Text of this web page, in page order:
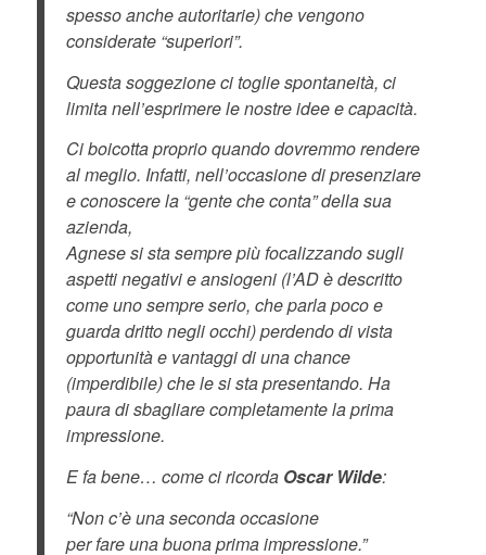
spesso anche autoritarie) che vengono
considerate “superiori”.
Questa soggezione ci toglie spontaneità, ci
limita nell’esprimere le nostre idee e capacità.
Ci boicotta proprio quando dovremmo rendere
al meglio. Infatti, nell’occasione di presenziare
e conoscere la “gente che conta” della sua
azienda,
Agnese si sta sempre più focalizzando sugli
aspetti negativi e ansiogeni (l’AD è descritto
come uno sempre serio, che parla poco e
guarda dritto negli occhi) perdendo di vista
opportunità e vantaggi di una chance
(imperdibile) che le si sta presentando. Ha
paura di sbagliare completamente la prima
impressione.
E fa bene… come ci ricorda Oscar Wilde:
“Non c’è una seconda occasione
per fare una buona prima impressione.”